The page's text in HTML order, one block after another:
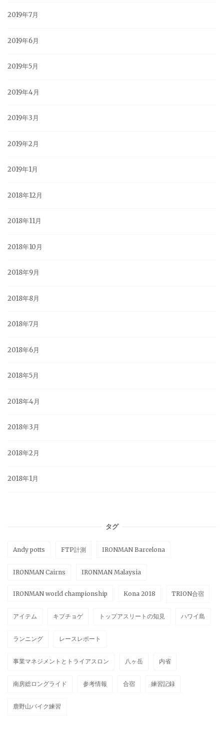
2019年7月
2019年6月
2019年5月
2019年4月
2019年3月
2019年2月
2019年1月
2018年12月
2018年11月
2018年10月
2018年9月
2018年8月
2018年7月
2018年6月
2018年5月
2018年4月
2018年3月
2018年2月
2018年1月
タグ
Andy potts FTP計測 IRONMAN Barcelona
IRONMAN Cairns IRONMAN Malaysia
IRONMAN world championship Kona 2018 TRION合宿
アイテム キプチョゲ トップアスリートの知見 ハワイ島
ランニング レースレポート
事業マネジメントとトライアスロン 八ヶ岳 内省
南房総ロングライド 参考情報 合宿 練習記録
鹿野山バイク練習